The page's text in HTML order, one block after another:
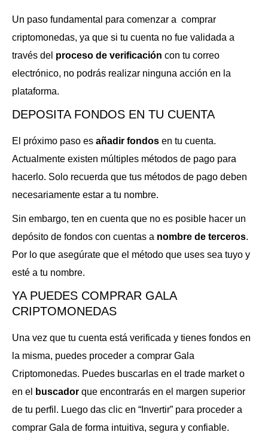
Un paso fundamental para comenzar a comprar
criptomonedas, ya que si tu cuenta no fue validada a
través del proceso de verificación con tu correo
electrónico, no podrás realizar ninguna acción en la
plataforma.
DEPOSITA FONDOS EN TU CUENTA
El próximo paso es añadir fondos en tu cuenta.
Actualmente existen múltiples métodos de pago para
hacerlo. Solo recuerda que tus métodos de pago deben
necesariamente estar a tu nombre.
Sin embargo, ten en cuenta que no es posible hacer un
depósito de fondos con cuentas a nombre de terceros.
Por lo que asegúrate que el método que uses sea tuyo y
esté a tu nombre.
YA PUEDES COMPRAR GALA
CRIPTOMONEDAS
Una vez que tu cuenta está verificada y tienes fondos en
la misma, puedes proceder a comprar Gala
Criptomonedas. Puedes buscarlas en el trade market o
en el
buscador que encontrarás en el margen superior
de tu perfil. Luego das clic en “Invertir” para proceder a
comprar Gala de forma intuitiva, segura y confiable.